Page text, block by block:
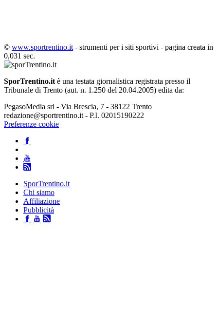
© www.sportrentino.it - strumenti per i siti sportivi - pagina creata in
0,031 sec.
SporTrentino.it è una testata giornalistica registrata presso il
Tribunale di Trento (aut. n. 1.250 del 20.04.2005) edita da:
PegasoMedia srl - Via Brescia, 7 - 38122 Trento
redazione@sportrentino.it - P.I. 02015190222
Preferenze cookie
SporTrentino.it
Chi siamo
Affiliazione
Pubblicità